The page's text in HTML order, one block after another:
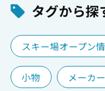
タグから探
スキー場オープン
小物 メーカ